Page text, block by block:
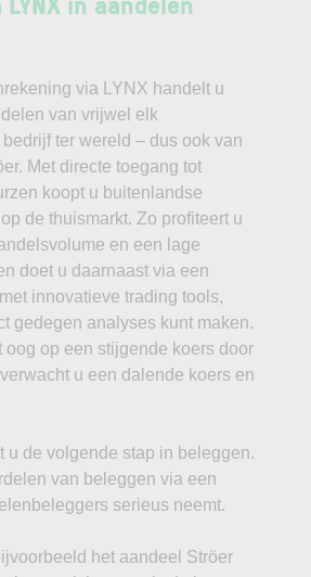
via LYNX handelt u
van vrijwel elk
ter wereld – dus ook van
Met directe toegang tot
koopt u buitenlandse
de thuismarkt. Zo profiteert u
en een lage
doet u daarnaast via een
innovatieve trading tools,
gedegen analyses kunt maken.
oog op een stijgende koers door
u een dalende koers en
u de volgende stap in beleggen.
van beleggen via een
serieus neemt.
het aandeel Ströer